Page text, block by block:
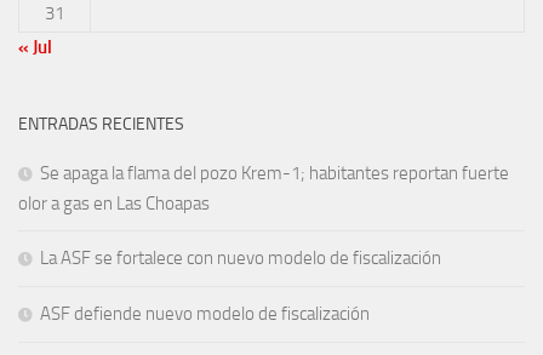
31
« Jul
ENTRADAS RECIENTES
Se apaga la flama del pozo Krem-1; habitantes reportan fuerte
olor a gas en Las Choapas
La ASF se fortalece con nuevo modelo de fiscalización
ASF defiende nuevo modelo de fiscalización